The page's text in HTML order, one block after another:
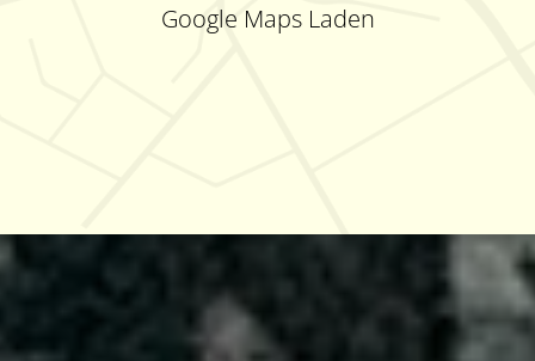
Google Maps Laden